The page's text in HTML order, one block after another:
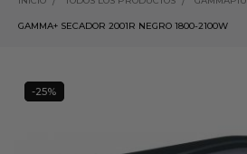
GAMMA+ SECADOR 2001R NEGRO 1800-2100W
25%
-25%